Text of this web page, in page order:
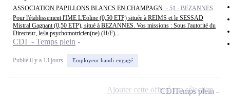
ASSOCIATION PAPILLONS BLANCS EN CHAMPAGN - 51 - BEZANNES
Pour l'établissement l'IME L'Eoline (0,50 ETP) située à REIMS et le SESSAD
Mistral Gagnant (0,50 ETP), situé à BEZANNES. Vos missions : Sous l'autorité du
Directeur, le/la psychomotricien(ne) (H/F)...
CDI - Temps plein
Publié il y a 13 jours Employeur handi-engagé
CDITemps plein
Ajouter cette offre à ma sélection